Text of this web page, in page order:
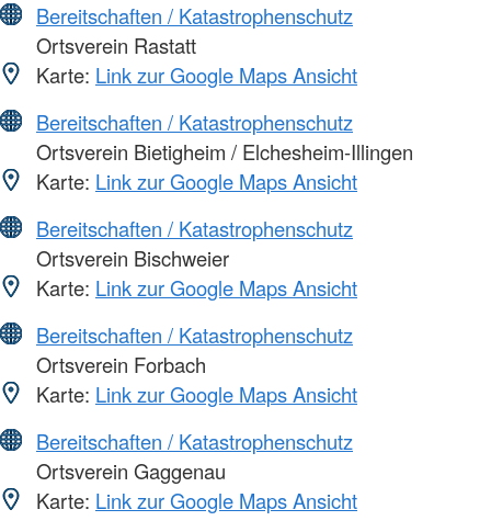
Bereitschaften / Katastrophenschutz
Ortsverein Rastatt
Karte: Link zur Google Maps Ansicht
Bereitschaften / Katastrophenschutz
Ortsverein Bietigheim / Elchesheim-Illingen
Karte: Link zur Google Maps Ansicht
Bereitschaften / Katastrophenschutz
Ortsverein Bischweier
Karte: Link zur Google Maps Ansicht
Bereitschaften / Katastrophenschutz
Ortsverein Forbach
Karte: Link zur Google Maps Ansicht
Bereitschaften / Katastrophenschutz
Ortsverein Gaggenau
Karte: Link zur Google Maps Ansicht